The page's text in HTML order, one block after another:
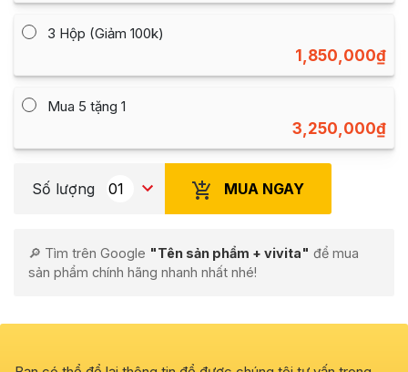
3 Hộp (Giảm 100k)
1,850,000₫
Mua 5 tặng 1
3,250,000₫
Số lượng MUA NGAY
🔎 Tìm trên Google "Tên sản phẩm + vivita" để mua
sản phẩm chính hãng nhanh nhất nhé!